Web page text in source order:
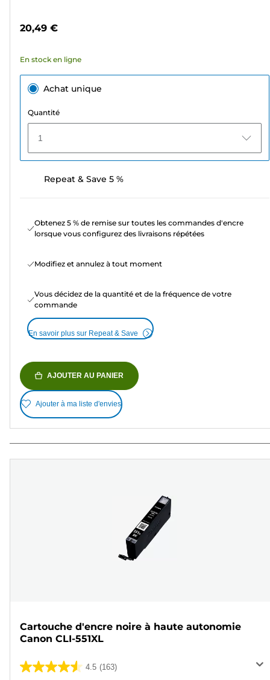
74
20,49 €
En stock en ligne
Achat unique
Quantité
1
Repeat & Save 5 %
Obtenez 5 % de remise sur toutes les commandes d'encre
lorsque vous configurez des livraisons répétées
Modifiez et annulez à tout moment
Vous décidez de la quantité et de la fréquence de votre
commande
En savoir plus sur Repeat & Save
AJOUTER AU PANIER
Ajouter à ma liste d'envies
Cartouche d'encre noire à haute autonomie
Canon CLI-551XL
4.5 (163)
4.5